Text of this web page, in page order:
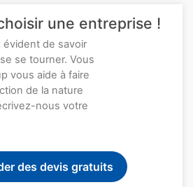
une entreprise !
évident de savoir
se tourner. Vous
vous aide à faire
de la nature
nous votre
des devis gratuits